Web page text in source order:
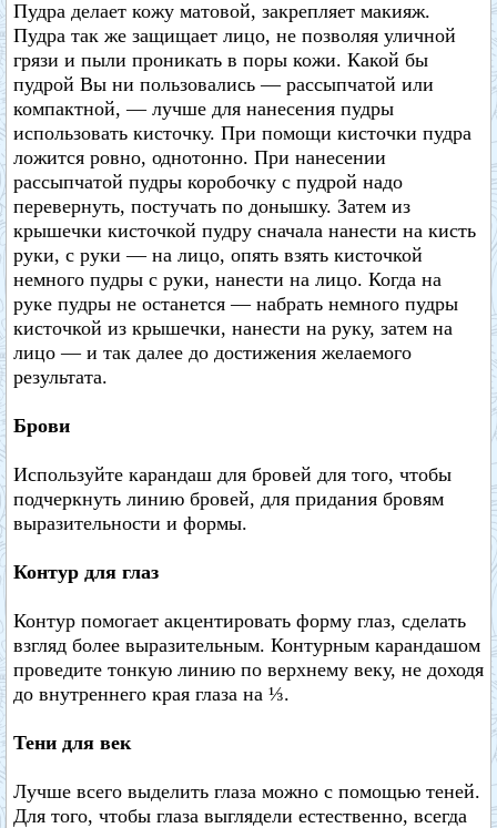
Пудра делает кожу матовой, закрепляет макияж.
Пудра так же защищает лицо, не позволяя уличной
грязи и пыли проникать в поры кожи. Какой бы
пудрой Вы ни пользовались — рассыпчатой или
компактной, — лучше для нанесения пудры
использовать кисточку. При помощи кисточки пудра
ложится ровно, однотонно. При нанесении
рассыпчатой пудры коробочку с пудрой надо
перевернуть, постучать по донышку. Затем из
крышечки кисточкой пудру сначала нанести на кисть
руки, с руки — на лицо, опять взять кисточкой
немного пудры с руки, нанести на лицо. Когда на
руке пудры не останется — набрать немного пудры
кисточкой из крышечки, нанести на руку, затем на
лицо — и так далее до достижения желаемого
результата.
Брови
Используйте карандаш для бровей для того, чтобы
подчеркнуть линию бровей, для придания бровям
выразительности и формы.
Контур для глаз
Контур помогает акцентировать форму глаз, сделать
взгляд более выразительным. Контурным карандашом
проведите тонкую линию по верхнему веку, не доходя
до внутреннего края глаза на ⅓.
Тени для век
Лучше всего выделить глаза можно с помощью теней.
Для того, чтобы глаза выглядели естественно, всегда